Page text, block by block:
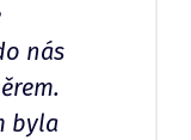
nás
byla